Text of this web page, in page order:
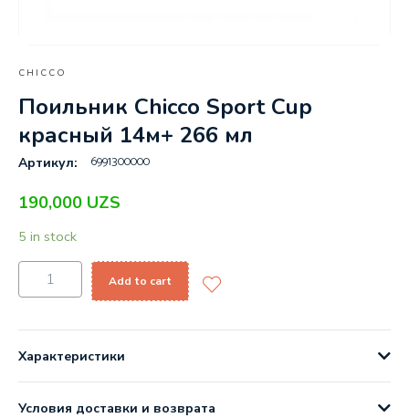
CHICCO
Поильник Chicco Sport Cup
красный 14м+ 266 мл
Артикул: 6991300000
190,000 UZS
5 in stock
Add to cart
Характеристики
Условия доставки и возврата